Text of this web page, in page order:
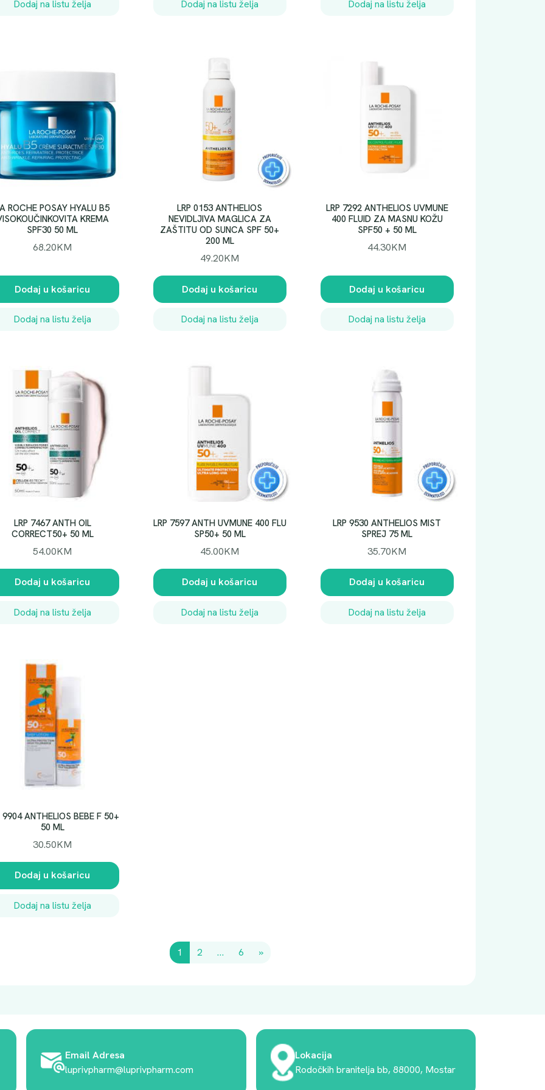
K
Dodaj na listu želja Dodaj na listu želja Dodaj na listu želja
ROCHE POSAY HYALU B5
KREMA
SPF30 50 ML
68.20KM
Dodaj u košaricu
Dodaj na listu želja
LRP 0153 ANTHELIOS
NEVIDLJIVA MAGLICA ZA
ZAŠTITU OD SUNCA SPF 50+
200 ML
49.20KM
Dodaj u košaricu
Dodaj na listu želja
LRP 7292 ANTHELIOS UVMUNE
400 FLUID ZA MASNU KOŽU
SPF50 + 50 ML
44.30KM
Dodaj u košaricu
Dodaj na listu želja
LRP 7467 ANTH OIL
CORRECT50+ 50 ML
54.00KM
Dodaj u košaricu
Dodaj na listu želja
LRP 7597 ANTH UVMUNE 400 FLU
SP50+ 50 ML
45.00KM
Dodaj u košaricu
Dodaj na listu želja
LRP 9530 ANTHELIOS MIST
SPREJ 75 ML
35.70KM
Dodaj u košaricu
Dodaj na listu želja
9904 ANTHELIOS BEBE F 50+
50 ML
30.50KM
Dodaj u košaricu
Dodaj na listu želja
1 2 … 6 »
Email Adresa
luprivpharm@luprivpharm.com
Lokacija
Rodočkih branitelja bb, 88000, Mostar